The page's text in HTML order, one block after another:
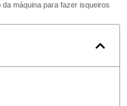
da máquina para fazer isqueiros